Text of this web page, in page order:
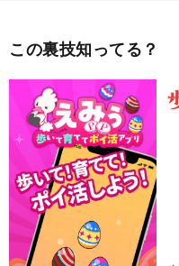
この裏技知ってる？